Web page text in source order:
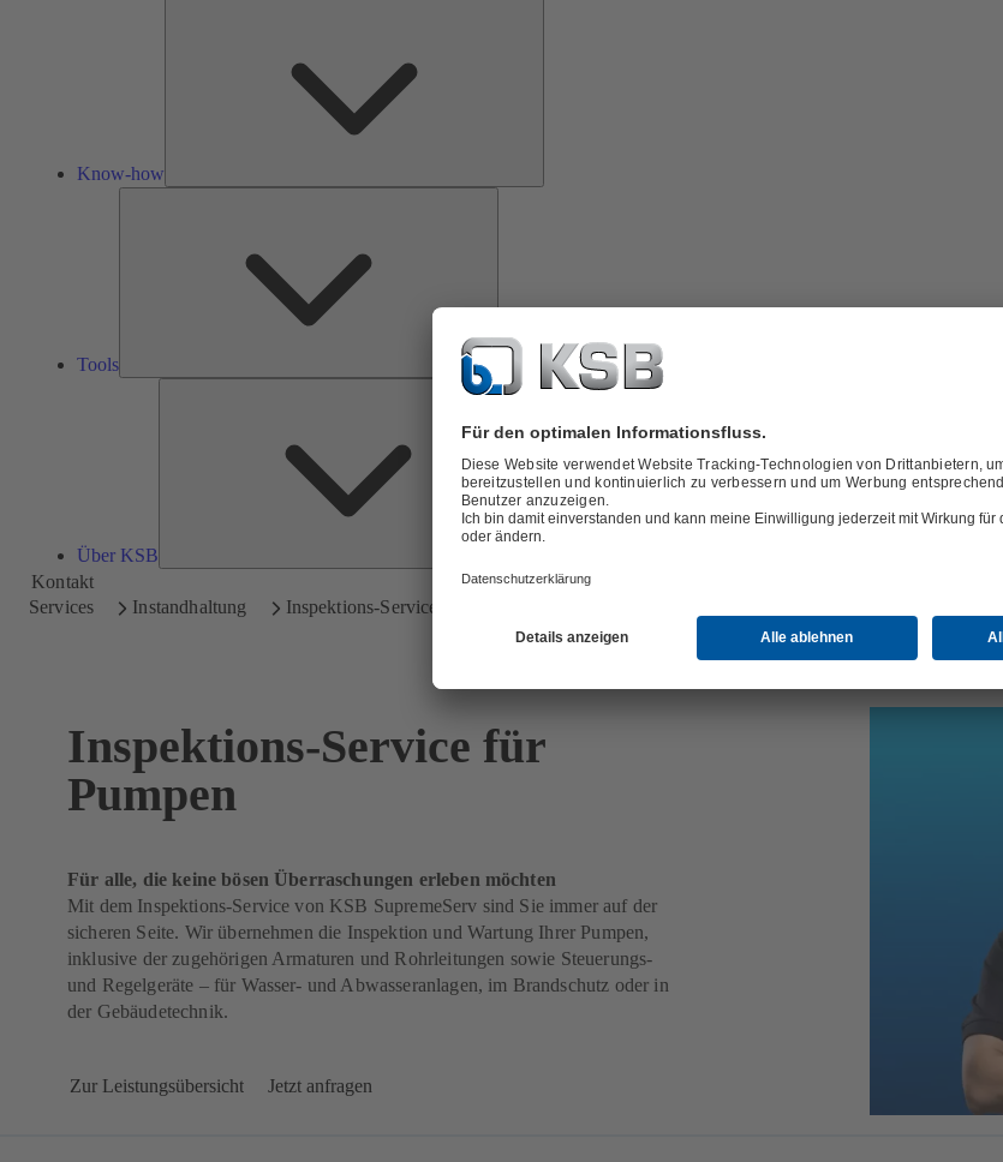
Know-how
Tools
Über KSB
Über
Kontakt
Services
Instandhaltung Inspektions-Service
Inspektions-Service für
Pumpen
Für alle, die keine bösen Überraschungen erleben möchten
Mit dem Inspektions-Service von KSB SupremeServ sind Sie immer auf der
sicheren Seite. Wir übernehmen die Inspektion und Wartung Ihrer Pumpen,
inklusive der zugehörigen Armaturen und Rohrleitungen sowie Steuerungs-
und Regelgeräte – für Wasser- und Abwasseranlagen, im Brandschutz oder in
der Gebäudetechnik.
Zur Leistungsübersicht Jetzt anfragen